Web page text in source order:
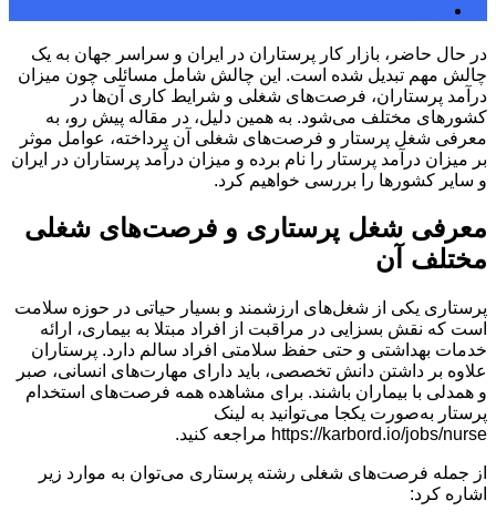
در حال حاضر، بازار کار پرستاران در ایران و سراسر جهان به یک
چالش مهم تبدیل شده است. این چالش شامل مسائلی چون میزان
درآمد پرستاران، فرصت‌های شغلی و شرایط کاری آن‌ها در
کشورهای مختلف می‌شود. به همین دلیل، در مقاله پیش رو، به
معرفی شغل پرستار و فرصت‌های شغلی آن پرداخته، عوامل موثر
بر میزان درآمد پرستار را نام برده و میزان درآمد پرستاران در ایران
و سایر کشورها را بررسی خواهیم کرد.
معرفی شغل پرستاری و فرصت‌های شغلی
مختلف آن
پرستاری یکی از شغل‌های ارزشمند و بسیار حیاتی در حوزه سلامت
است که نقش بسزایی در مراقبت از افراد مبتلا به بیماری، ارائه
خدمات بهداشتی و حتی حفظ سلامتی افراد سالم دارد. پرستاران
علاوه بر داشتن دانش تخصصی، باید دارای مهارت‌های انسانی، صبر
و همدلی با بیماران باشند. برای مشاهده همه فرصت‌های استخدام
پرستار به‌صورت یکجا می‌توانید به لینک
https://karbord.io/jobs/nurse مراجعه کنید.
از جمله فرصت‌های شغلی رشته پرستاری می‌توان به موارد زیر
اشاره کرد: